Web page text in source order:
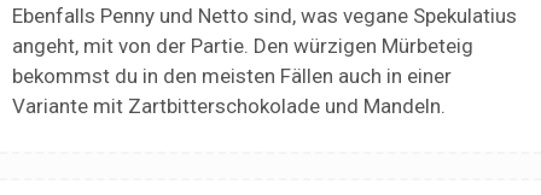
Ebenfalls Penny und Netto sind, was vegane Spekulatius
angeht, mit von der Partie. Den würzigen Mürbeteig
bekommst du in den meisten Fällen auch in einer
Variante mit Zartbitterschokolade und Mandeln.